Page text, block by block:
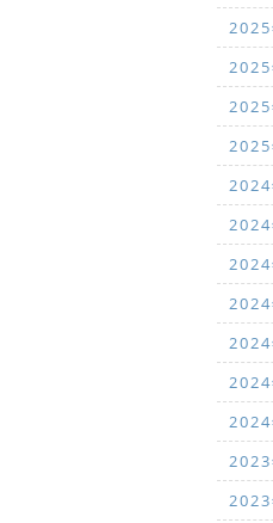
2025
2025
2025
2025
2024
2024
2024
2024
2024
2024
2024
2023
2023